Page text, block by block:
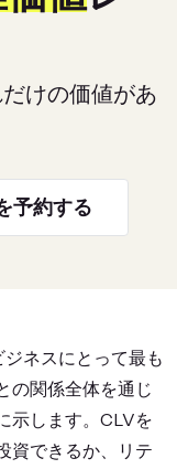
けの価値があ
予約する
ネスにとって最も
の関係全体を通じ
示します。CLVを
資できるか、リテ